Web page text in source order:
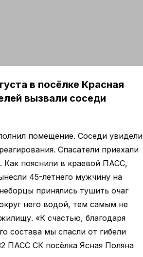
в посёлке Красная
вызвали соседи
помещение. Соседи увидели
Спасатели приехали
Как пояснили в краевой ПАСС,
45-летнего мужчину на
принялись тушить очаг
него водой, тем самым не
«К счастью, благодаря
состава мы спасли от гибели
ПАСС СК посёлка Ясная Поляна